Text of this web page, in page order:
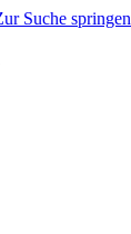
Suche springen